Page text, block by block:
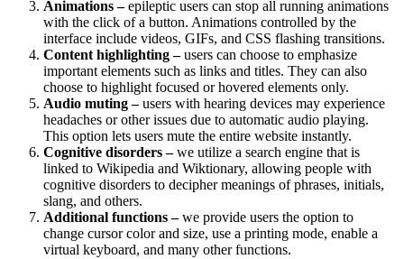
Animations –epileptic users can stop all running animations
with the click of a button. Animations controlled by the
interface include videos, GIFs, and CSS flashing transitions.
Content highlighting –users can choose to emphasize
important elements such as links and titles. They can also
choose to highlight focused or hovered elements only.
Audio muting –users with hearing devices may experience
headaches or other issues due to automatic audio playing.
This option lets users mute the entire website instantly.
Cognitive disorders –we utilize a search engine that is
linked to Wikipedia and Wiktionary, allowing people with
cognitive disorders to decipher meanings of phrases, initials,
slang, and others.
Additional functions –we provide users the option to
change cursor color and size, use a printing mode, enable a
virtual keyboard, and many other functions.